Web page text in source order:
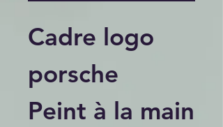
Cadre logo
porsche
Peint à la main